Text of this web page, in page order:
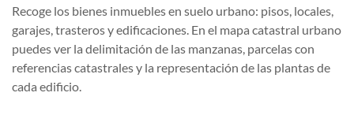
Recoge los bienes inmuebles en suelo urbano: pisos, locales,
garajes, trasteros y edificaciones. En el mapa catastral urbano
puedes ver la delimitación de las manzanas, parcelas con
referencias catastrales y la representación de las plantas de
cada edificio.